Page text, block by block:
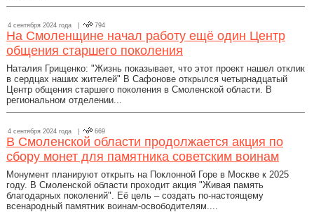
4 сентября 2024 года | 794
На Смоленщине начал работу ещё один Центр
общения старшего поколения
Наталия Грищенко: "Жизнь показывает, что этот проект нашел отклик
в сердцах наших жителей" В Сафонове открылся четырнадцатый
Центр общения старшего поколения в Смоленской области. В
региональном отделении...
4 сентября 2024 года | 669
В Смоленской области продолжается акция по
сбору монет для памятника советским воинам
Монумент планируют открыть на Поклонной Горе в Москве к 2025
году. В Смоленской области проходит акция "Живая память
благодарных поколений". Её цель – создать по-настоящему
всенародный памятник воинам-освободителям....